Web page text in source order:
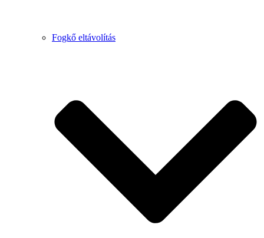
Fogkő eltávolítás